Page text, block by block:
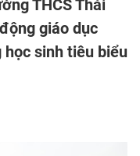
THCS Thái
giáo dục
sinh tiêu biểu